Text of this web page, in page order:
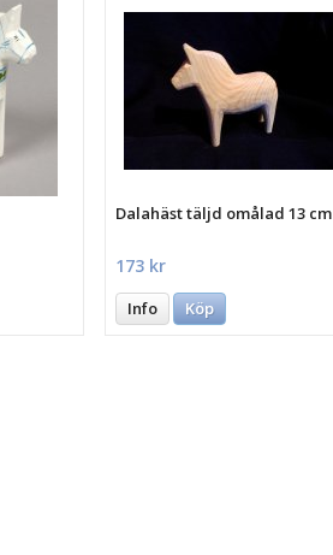
Dalahäst täljd omålad 13 cm
173 kr
Info Köp